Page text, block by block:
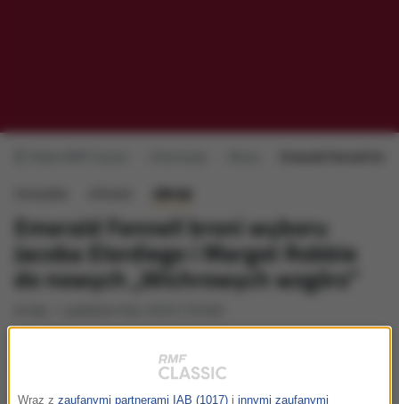
obraz
Emerald Fennell broni wyboru
Jacoba Elordiego i Margot Robbie
do nowych „Wichrowych wzgórz”
Emily Bronte przygotowuje właśnie autorka
„Obiecującej. Młodej. Kobiety.”, Emerald Fennell. Film na
Wraz z zaufanymi partnerami IAB (1017) i innymi zaufanymi